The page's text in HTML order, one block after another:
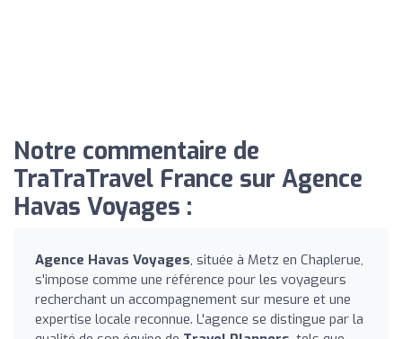
Notre commentaire de
TraTraTravel France sur Agence
Havas Voyages :
Agence Havas Voyages, située à Metz en Chaplerue,
s'impose comme une référence pour les voyageurs
recherchant un accompagnement sur mesure et une
expertise locale reconnue. L'agence se distingue par la